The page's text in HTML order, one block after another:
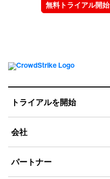
無料トライアル開始
トライアルを開始
会社
パートナー